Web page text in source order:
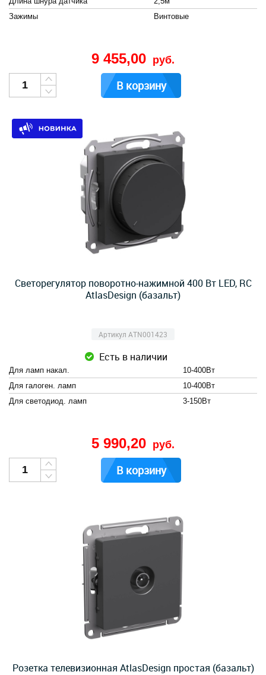
Зажимы
Винтовые
9 455,00 руб.
В корзину
Светорегулятор поворотно-нажимной 400 Вт LED, RC
AtlasDesign (базальт)
Артикул ATN001423
Есть в наличии
Для ламп накал.
10-400Вт
Для галоген. ламп
10-400Вт
Для светодиод. ламп
3-150Вт
5 990,20 руб.
В корзину
Розетка телевизионная AtlasDesign простая (базальт)